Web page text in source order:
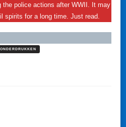
the police actions after WWII. It may
spirits for a long time. Just read.
ONDERDRUKKEN